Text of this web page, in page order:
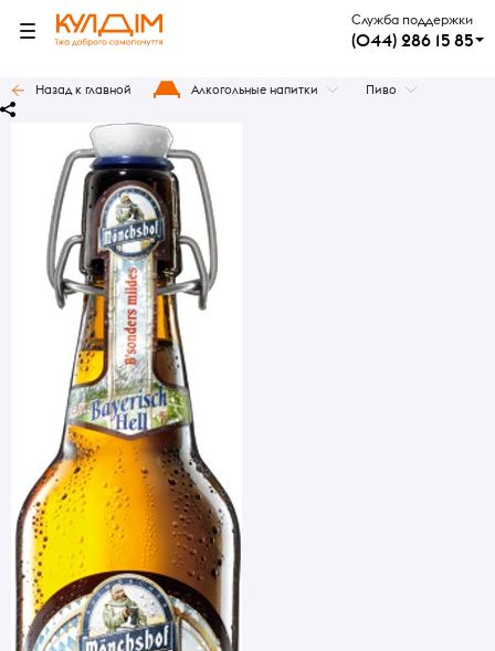
Служба поддержки
(044) 286 15 85
Назад к главной Алкогольные напитки Пиво